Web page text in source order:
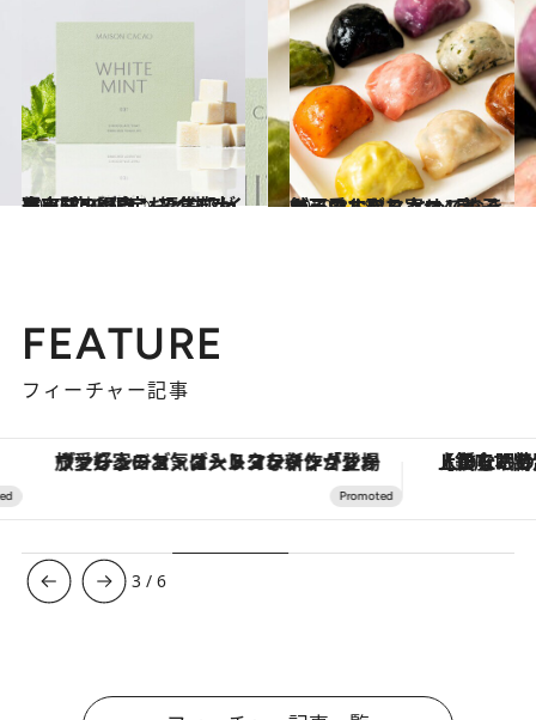
2020.8.8
東京駅のグランスタ拡大オープン記念♪ 編集部が選ぶ6店の限定おとなスイーツ
旅＆お出かけ 2020.8.18
カラフルなマカロン餃子が可愛すぎる とっておき餃子のお取り寄せ4品
グルメ
FEATURE
フィーチャー記事
ヴァシュロン・コンスタンタン「オーヴァーシーズ・オートマティック」。旅愛好家のお気に入りコレクションから、ジェンダーレスな新作が登場 【銀座で出合う最旬美容】美髪ケアや上質
3 /6